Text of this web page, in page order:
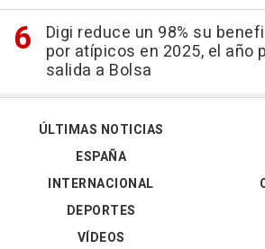
Digi reduce un 98% su
por atípicos en 2025, el año
salida a Bolsa
ÚLTIMAS NOTICIAS
ESPAÑA
INTERNACIONAL
DEPORTES
VÍDEOS